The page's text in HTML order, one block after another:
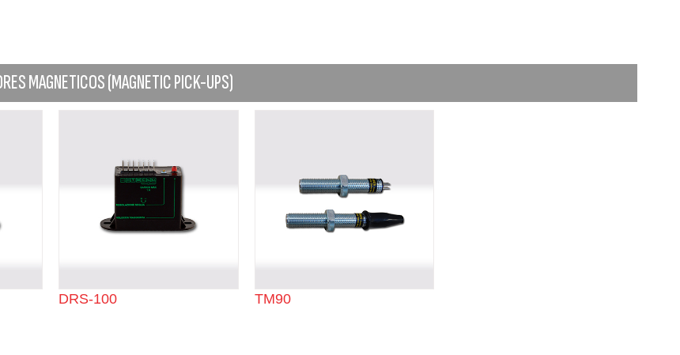
MAGNETICOS (MAGNETIC PICK-UPS)
DRS-100 TM90